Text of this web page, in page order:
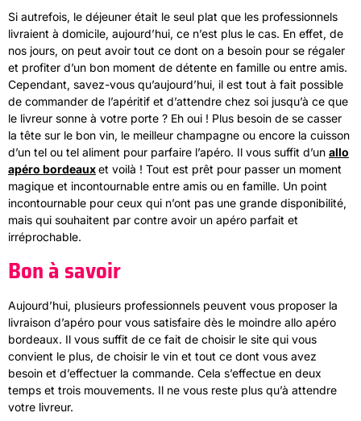
Si autrefois, le déjeuner était le seul plat que les professionnels
livraient à domicile, aujourd’hui, ce n’est plus le cas. En effet, de
nos jours, on peut avoir tout ce dont on a besoin pour se régaler
et profiter d’un bon moment de détente en famille ou entre amis.
Cependant, savez-vous qu’aujourd’hui, il est tout à fait possible
de commander de l’apéritif et d’attendre chez soi jusqu’à ce que
le livreur sonne à votre porte ? Eh oui ! Plus besoin de se casser
la tête sur le bon vin, le meilleur champagne ou encore la cuisson
d’un tel ou tel aliment pour parfaire l’apéro. Il vous suffit d’un allo
apéro bordeauxet voilà ! Tout est prêt pour passer un moment
magique et incontournable entre amis ou en famille. Un point
incontournable pour ceux qui n’ont pas une grande disponibilité,
mais qui souhaitent par contre avoir un apéro parfait et
irréprochable.
Bon à savoir
Aujourd’hui, plusieurs professionnels peuvent vous proposer la
livraison d’apéro pour vous satisfaire dès le moindre allo apéro
bordeaux. Il vous suffit de ce fait de choisir le site qui vous
convient le plus, de choisir le vin et tout ce dont vous avez
besoin et d’effectuer la commande. Cela s’effectue en deux
temps et trois mouvements. Il ne vous reste plus qu’à attendre
votre livreur.